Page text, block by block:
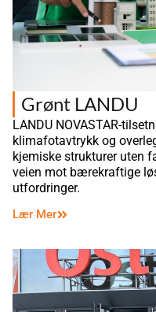
Grønt LANDU
LANDU NOVASTAR-
klimafotavtrykk og
kjemiske strukturer uten
veien mot bærekraftige
utfordringer.
Lær Mer